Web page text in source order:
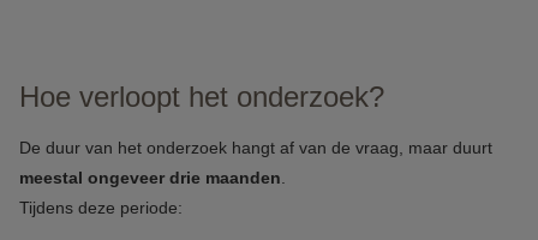
Hoe verloopt het onderzoek?
De duur van het onderzoek hangt af van de vraag, maar duurt
meestal ongeveer drie maanden
Tijdens deze periode: